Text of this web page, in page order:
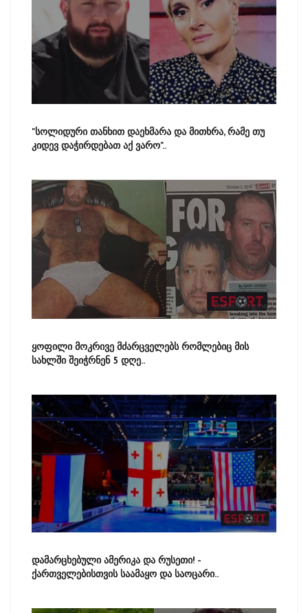
"სოლიდური თანხით დაეხმარა და მითხრა, რამე თუ
კიდევ დაჭირდებათ აქ ვარო"..
ყოფილი მოკრივე მძარცველებს რომლებიც მის
სახლში შეიჭრნენ 5 დღე..
დამარცხებული ამერიკა და რუსეთი! -
ქართველებისთვის საამაყო და საოცარი..